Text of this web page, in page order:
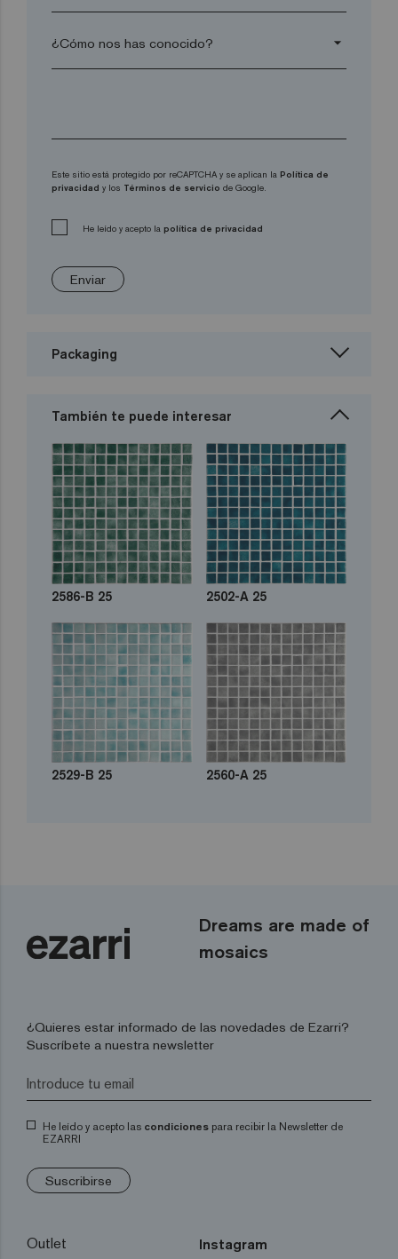
arrow_drop_down
Este sitio está protegido por reCAPTCHA y se aplican la Política de
privacidad y los Términos de servicio de Google.
He leído y acepto la política de privacidad
Enviar
Packaging
También te puede interesar
2586-B 25 2502-A 25
2529-B 25 2560-A 25
Dreams are made of
mosaics
¿Quieres estar informado de las novedades de Ezarri?
Suscríbete a nuestra newsletter
He leído y acepto las condiciones para recibir la Newsletter de
EZARRI
Suscribirse
Outlet
Instagram